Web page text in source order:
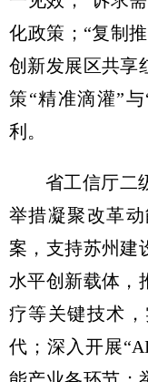
化政策；“复制
创新发展区共享
策“精准滴灌”
利。
省工信厅二
举措凝聚改革
案，支持苏州建
水平创新载体，
疗等关键技术
代；深入开展